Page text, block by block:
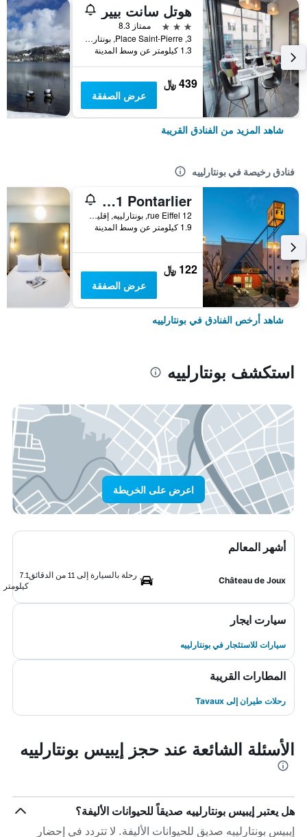
هوتل سانت بيير
3 نجوم
ممتاز 8.3
3, Place Saint-Pierre, بونتارلييه, إقليم دوبس, فرنسا
1.3 كيلومتر عن وسط المدينة
439 ﷼
عرض الصفقة
شاهد المزيد من الفنادق القريبة
فنادق رخيصة في بونتارلييه
Hotelf1 Pontarlier
12 rue Eiffel, بونتارلييه, إقليم دوبس, فرنسا
1.9 كيلومتر عن وسط المدينة
122 ﷼
عرض الصفقة
شاهد أرخص الفنادق في بونتارلييه
استكشف بونتارلييه
اعرض على الخريطة
أشهر المعالم
Château de Joux
رحلة بالسيارة إلى 11 من الدقائق
7.1
كيلومتر
سيارت ايجار
سيارات للاستئجار في بونتارلييه
المطارات القريبة
رحلات طيران إلى Tavaux
الأسئلة الشائعة عند حجز إيبيس بونتارلييه
هل يعتبر إيبيس بونتارلييه صديقاً للحيوانات الأليفة؟
إيبيس بونتارلييه صديق للحيوانات الأليفة. لا تتردد في إحضار